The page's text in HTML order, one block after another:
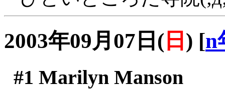
2003年09月07日( 日 ) [n
#1 Marilyn Manson